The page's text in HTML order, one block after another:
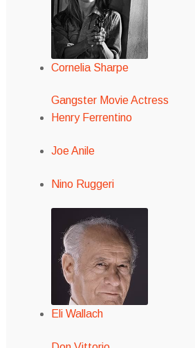
Cornelia Sharpe
Gangster Movie Actress
Henry Ferrentino
Joe Anile
Nino Ruggeri
Eli Wallach